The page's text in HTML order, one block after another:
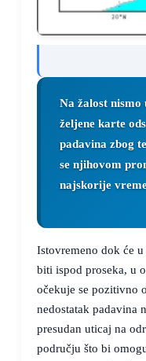
Na žalost
željene karte
padavina zbog
se njihovom
najskorije
Istovremeno dok će
biti ispod proseka, u
očekuje se pozitivno
nedostatak padavina
presudan uticaj na
području što bi